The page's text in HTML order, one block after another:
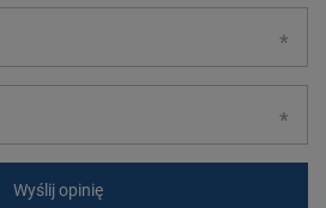
Wyślij opinię